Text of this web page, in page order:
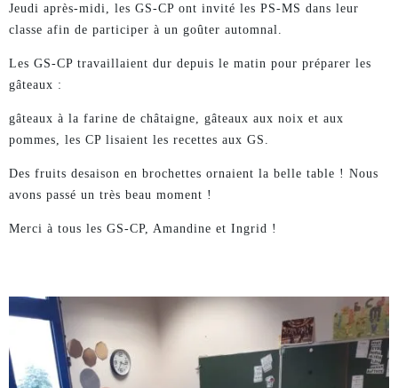
Jeudi après-midi, les GS-CP ont invité les PS-MS dans leur
classe afin de participer à un goûter automnal.
Les GS-CP travaillaient dur depuis le matin pour préparer les
gâteaux :
gâteaux à la farine de châtaigne, gâteaux aux noix et aux
pommes, les CP lisaient les recettes aux GS.
Des fruits desaison en brochettes ornaient la belle table ! Nous
avons passé un très beau moment !
Merci à tous les GS-CP, Amandine et Ingrid !